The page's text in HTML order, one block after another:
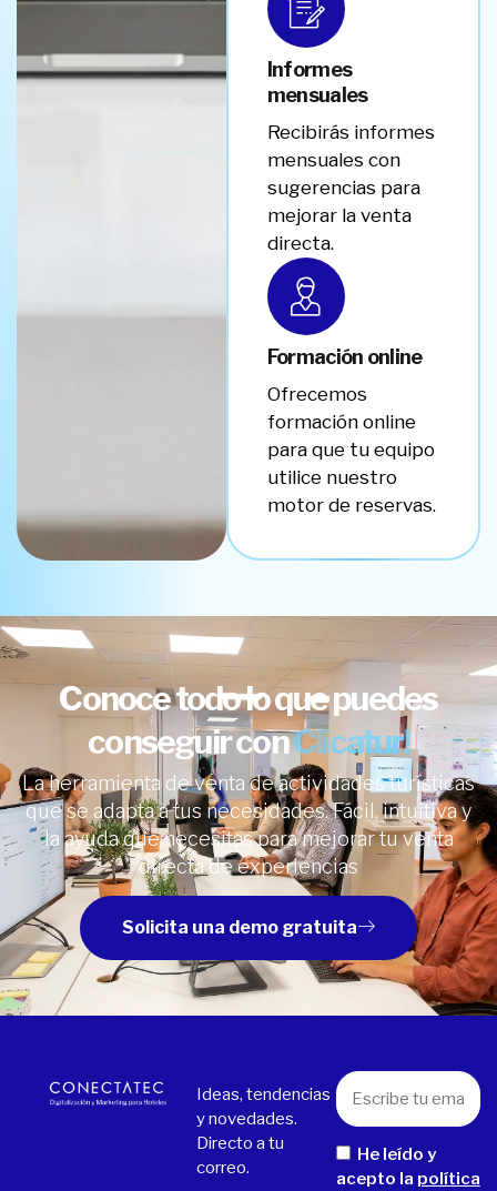
Informes
mensuales
Recibirás informes
mensuales con
sugerencias para
mejorar la venta
directa.
Formación online
Ofrecemos
formación online
para que tu equipo
utilice nuestro
motor de reservas.
Conoce todo lo que puedes
conseguir conClicatur!
La herramienta de venta de actividades turísticas
que se adapta a tus necesidades. Fácil, intuitiva y
la ayuda que necesitas para mejorar tu venta
directa de experiencias
Solicita una demo gratuita
Ideas, tendencias
y novedades.
Directo a tu
correo.
He leído y
acepto la política